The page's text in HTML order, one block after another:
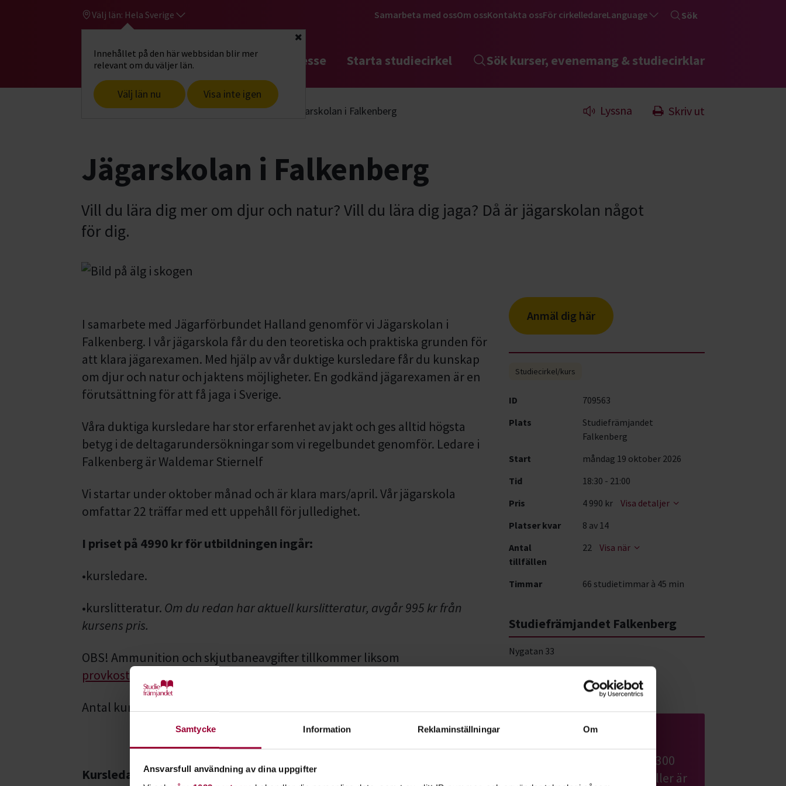
Samtycke Information Reklaminställningar Om
Ansvarsfull användning av dina uppgifter
Välj län: Hela Sverige
Innehållet på den här webbsidan blir mer
relevant om du väljer län.
Välj län nu Visa inte igen
Stäng
Samarbeta med ossOm ossKontakta ossFör cirkelledareLanguage Sök
Gå till studiefrämjandets startsidaHitta intresse Starta studiecirkel Sök kurser, evenemang & studiecirklar
Start Hitta intresse Jakt & fiske Jakt Jägarskolan i Falkenberg Lyssna Skriv ut
Jägarskolan i Falkenberg
Vill du lära dig mer om djur och natur? Vill du lära dig jaga? Då är jägarskolan något
för dig.
I samarbete med Jägarförbundet Halland genomför vi Jägarskolan i
Falkenberg. I vår jägarskola får du den teoretiska och praktiska grunden för
att klara jägarexamen. Med hjälp av vår duktige kursledare får du kunskap
om djur och natur och jaktens möjligheter. En godkänd jägarexamen är en
förutsättning för att få jaga i Sverige.
Våra duktiga kursledare har stor erfarenhet av jakt och ges alltid högsta
betyg i de deltagarundersökningar som vi regelbundet genomför. Ledare i
Falkenberg är Waldemar Stiernelf
Vi startar under oktober månad och är klara mars/april. Vår jägarskola
omfattar 22 träffar med ett uppehåll för julledighet.
I priset på 4990 kr för utbildningen ingår:
•kursledare.
•kurslitteratur. Om du redan har aktuell kurslitteratur, avgår 995 kr från
kursens pris.
OBS! Ammunition och skjutbaneavgifter tillkommer liksom
provkostnader
Antal kursdeltagare: max 15 st.
Kursledare
Anmäl dig här
Studiecirkel/kurs
ID
709563
Plats
Studiefrämjandet
Falkenberg
Start
måndag 19 oktober 2026
Tid
18:30 - 21:00
Pris
4 990 kr
Visa detaljer
Platser kvar
8 av 14
Antal
tillfällen
22 Visa när
Timmar 66 studietimmar à 45 min
Studiefrämjandet Falkenberg
Nygatan 33
Bli en av Sveriges nästan 300
000 registrerade jägare. Eller är